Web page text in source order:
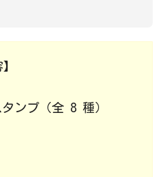
ンプ（全 8 種）